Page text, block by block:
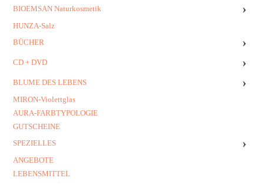
BIOEMSAN Naturkosmetik ›
HUNZA-Salz
BÜCHER
›
CD + DVD ›
BLUME DES LEBENS ›
MIRON-Violettglas
AURA-FARBTYPOLOGIE
GUTSCHEINE
SPEZIELLES
›
ANGEBOTE
LEBENSMITTEL